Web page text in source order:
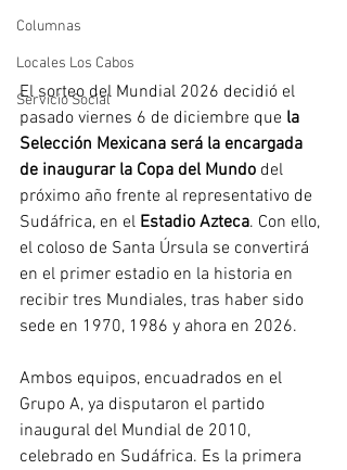
Columnas
Locales Los Cabos
Servicio Social
El sorteo del Mundial 2026 decidió el
pasado viernes 6 de diciembre que la
Selección Mexicana será la encargada
de inaugurar la Copa del Mundo del
próximo año frente al representativo de
Sudáfrica, en el Estadio Azteca. Con ello,
el coloso de Santa Úrsula se convertirá
en el primer estadio en la historia en
recibir tres Mundiales, tras haber sido
sede en 1970, 1986 y ahora en 2026.
Ambos equipos, encuadrados en el
Grupo A, ya disputaron el partido
inaugural del Mundial de 2010,
celebrado en Sudáfrica. Es la primera